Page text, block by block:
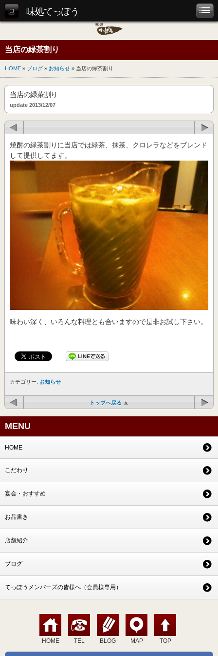
味処てっぽう
当店の緑茶割り
HOME » ブログ » お知らせ » 当店の緑茶割り
当店の緑茶割り
update 2013/12/07
焼酎の緑茶割りに当店では緑茶、抹茶、クロレラなどをブレンド
して提供してます。
味わい深く、いろんな料理とも合いますので是非お試し下さい。
カテゴリー: お知らせ
トップへ戻る
MENU
HOME
こだわり
宴会・おすすめ
お品書き
店舗紹介
ブログ
てっぽうメンバーズの皆様へ（会員様専用）
HOME TEL BLOG MAP TOP